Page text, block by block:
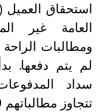
ومطالبات الراحة
سداد
تتجاوز مطالباتهم 50000 دولار.